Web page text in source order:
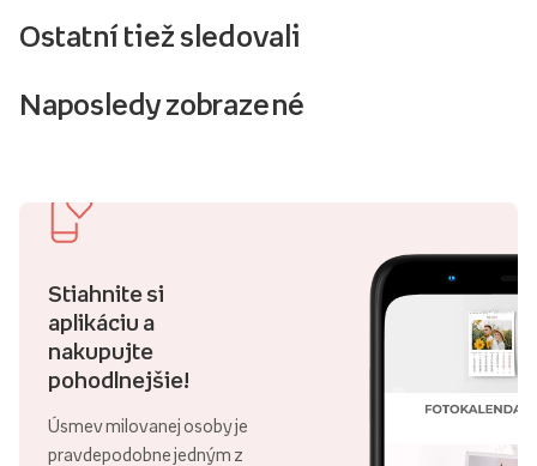
Ostatní tiež sledovali
Naposledy zobrazené
Stiahnite si
aplikáciu a
nakupujte
pohodlnejšie!
Úsmev milovanej osoby je
pravdepodobne jedným z